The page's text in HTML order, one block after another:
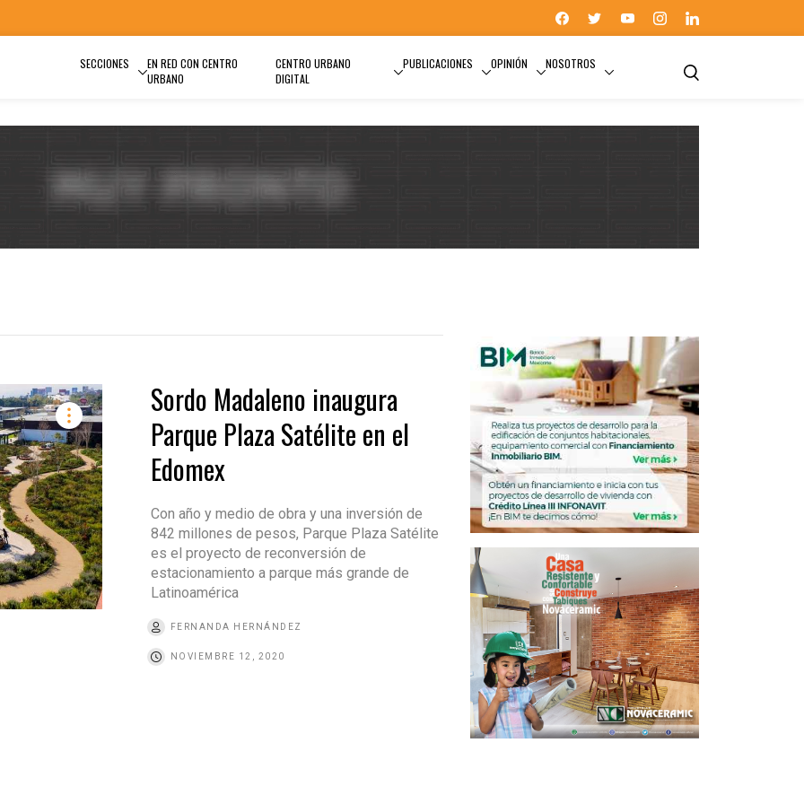
SECCIONES
EN RED CON CENTRO
URBANO
CENTRO URBANO
DIGITAL
PUBLICACIONES OPINIÓN NOSOTROS
Sordo Madaleno inaugura
Parque Plaza Satélite en el
Edomex
Con año y medio de obra y una inversión de
842 millones de pesos, Parque Plaza Satélite
es el proyecto de reconversión de
estacionamiento a parque más grande de
Latinoamérica
FERNANDA HERNÁNDEZ
NOVIEMBRE 12, 2020
SATÉLITE